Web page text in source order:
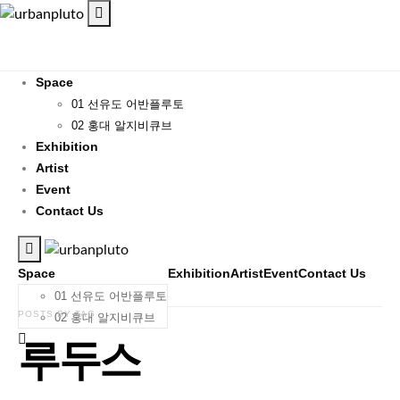
Space
01 선유도 어반플루토
02 홍대 알지비큐브
Exhibition
Artist
Event
Contact Us
Space
01 선유도 어반플루토
02 홍대 알지비큐브
ExhibitionArtistEventContact Us
POSTS BY TAG
루두스